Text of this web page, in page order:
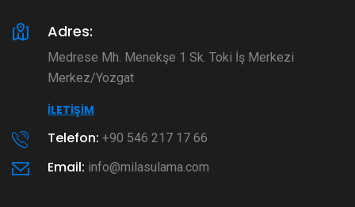
Adres:
Medrese Mh. Menekşe 1 Sk. Toki İş Merkezi
Merkez/Yozgat
İLETIŞIM
Telefon: +90 546 217 17 66
Email: info@milasulama.com